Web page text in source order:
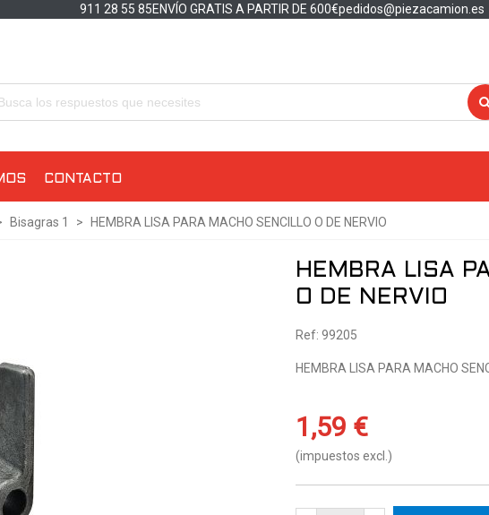
911 28 55 85ENVÍO GRATIS A PARTIR DE 600€pedidos@piezacamion.es
CONTACTO
Bisagras 1 > HEMBRA LISA PARA MACHO SENCILLO O DE NERVIO
HEMBRA LISA
O DE NERVIO
Ref: 99205
HEMBRA LISA PARA MACHO
1,59 €
(impuestos excl.)